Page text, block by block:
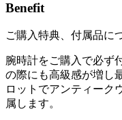
Benefit
ご購入特典、付属品に
腕時計をご購入で必ず
の際にも高級感が増し
ロットでアンティーク
属します。